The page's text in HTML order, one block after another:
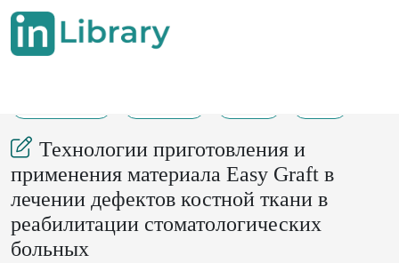
Технологии приготовления и
применения материала Easy Graft в
лечении дефектов костной ткани в
реабилитации стоматологических
больных